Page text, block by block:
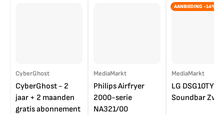
CyberGhost
CyberGhost - 2
jaar + 2 maanden
gratis abonnement
MediaMarkt
Philips Airfryer
2000-serie
NA321/00
AANBIEDING -14%
MediaMarkt
LG DSG10TY
Soundbar